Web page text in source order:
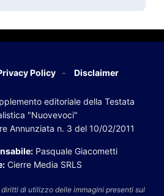
Policy Disclaimer
editoriale della Testata
"Nuovevoci"
Annunziata n. 3 del 10/02/2011
Pasquale Giacometti
Cierre Media SRLS
diritti di utilizzo delle immagini presenti sul